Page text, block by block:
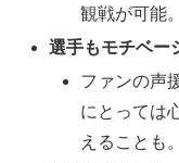
観戦が可能。
選手もモチベー
ファンの声
にとっては
えることも。